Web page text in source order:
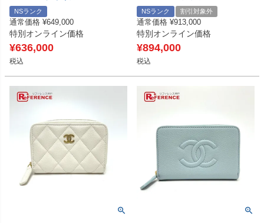
トラッセ ココマーク クラシッ
ク カバン 財布 チェーンウォレ
ット ポシェット 斜め掛け ショ
ルダーバッグ キャビアスキン
レディース ブルーグレー グレ
ー 未使用 【中古】
NSランク
通常価格 ¥649,000
特別オンライン価格
¥636,000
税込
ピコタンロックPM/18 ピコタン
ロック PM カバン バッグ ピコ
タン ハンドバッグ トリヨンク
レマンス レディース エトゥー
プ SV金具 未使用 【中古】
NSランク 割引対象外
通常価格 ¥913,000
特別オンライン価格
¥894,000
税込